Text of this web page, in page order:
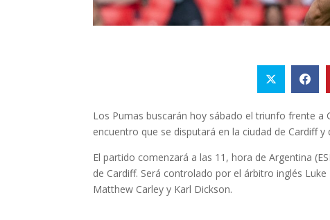
Los Pumas buscarán hoy sábado el triunfo frente
encuentro que se disputará en la ciudad de Cardiff
El partido comenzará a las 11, hora de Argentina
de Cardiff. Será controlado por el árbitro inglés
Matthew Carley y Karl Dickson.